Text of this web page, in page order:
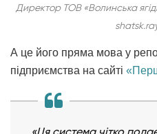
Директор ТОВ «Волинська
А це його пряма мова у
підприємства на сайті